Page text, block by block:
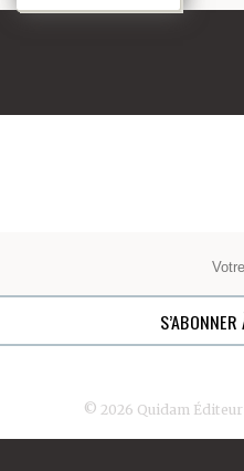
© 2026 Quidam Éditeur